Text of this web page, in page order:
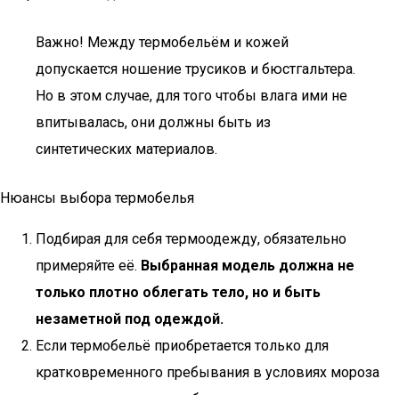
Важно! Между термобельём и кожей
допускается ношение трусиков и бюстгальтера.
Но в этом случае, для того чтобы влага ими не
впитывалась, они должны быть из
синтетических материалов.
Нюансы выбора термобелья
Подбирая для себя термоодежду, обязательно
примеряйте её. Выбранная модель должна не
только плотно облегать тело, но и быть
незаметной под одеждой.
Если термобельё приобретается только для
кратковременного пребывания в условиях мороза